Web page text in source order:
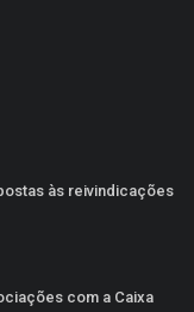
às reivindicações
com a Caixa